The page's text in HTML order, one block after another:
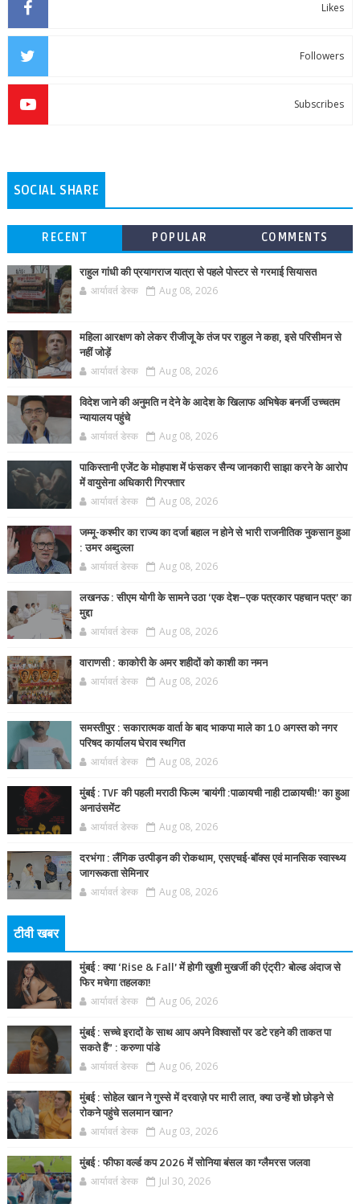
Likes
Followers
Subscribes
SOCIAL SHARE
RECENT POPULAR COMMENTS
राहुल गांधी की प्रयागराज यात्रा से पहले पोस्टर से गरमाई सियासत
आर्यावर्त डेस्क Aug 08, 2026
महिला आरक्षण को लेकर रीजीजू के तंज पर राहुल ने कहा, इसे परिसीमन से
नहीं जोड़ें
आर्यावर्त डेस्क Aug 08, 2026
विदेश जाने की अनुमति न देने के आदेश के खिलाफ अभिषेक बनर्जी उच्चतम
न्यायालय पहुंचे
आर्यावर्त डेस्क Aug 08, 2026
पाकिस्तानी एजेंट के मोहपाश में फंसकर सैन्य जानकारी साझा करने के आरोप
में वायुसेना अधिकारी गिरफ्तार
आर्यावर्त डेस्क Aug 08, 2026
जम्मू-कश्मीर का राज्य का दर्जा बहाल न होने से भारी राजनीतिक नुकसान हुआ
: उमर अब्दुल्ला
आर्यावर्त डेस्क Aug 08, 2026
लखनऊ : सीएम योगी के सामने उठा ‘एक देश–एक पत्रकार पहचान पत्र’ का
मुद्दा
आर्यावर्त डेस्क Aug 08, 2026
वाराणसी : काकोरी के अमर शहीदों को काशी का नमन
आर्यावर्त डेस्क Aug 08, 2026
समस्तीपुर : सकारात्मक वार्ता के बाद भाकपा माले का 10 अगस्त को नगर
परिषद कार्यालय घेराव स्थगित
आर्यावर्त डेस्क Aug 08, 2026
मुंबई : TVF की पहली मराठी फिल्म 'बायंगी :पाळायची नाही टाळायची!' का हुआ
अनाउंसमेंट
आर्यावर्त डेस्क Aug 08, 2026
दरभंगा : लैंगिक उत्पीड़न की रोकथाम, एसएचई-बॉक्स एवं मानसिक स्वास्थ्य
जागरूकता सेमिनार
आर्यावर्त डेस्क Aug 08, 2026
टीवी खबर
मुंबई : क्या ‘Rise & Fall’ में होगी खुशी मुखर्जी की एंट्री? बोल्ड अंदाज से
फिर मचेगा तहलका!
आर्यावर्त डेस्क Aug 06, 2026
मुंबई : सच्चे इरादों के साथ आप अपने विश्वासों पर डटे रहने की ताकत पा
सकते हैं” : करुणा पांडे
आर्यावर्त डेस्क Aug 06, 2026
मुंबई : सोहेल खान ने गुस्से में दरवाज़े पर मारी लात, क्या उन्हें शो छोड़ने से
रोकने पहुंचे सलमान खान?
आर्यावर्त डेस्क Aug 03, 2026
मुंबई : फीफा वर्ल्ड कप 2026 में सोनिया बंसल का ग्लैमरस जलवा
आर्यावर्त डेस्क Jul 30, 2026